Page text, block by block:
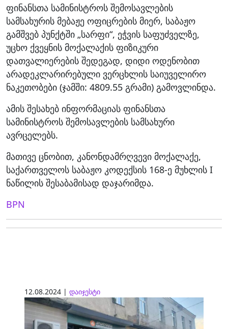
ფინანსთა სამინისტროს შემოსავლების
სამსახურის მებაჟე ოფიცრების მიერ, საბაჟო
გამშვებ პუნქტში „სარფი“, ეჭვის საფუძველზე,
უცხო ქვეყნის მოქალაქის ფიზიკური
დათვალიერების შედეგად, დიდი ოდენობით
არადეკლარირებული ვერცხლის საიუველირო
ნაკეთობები (ჯამში: 4809.55 გრამი) გამოვლინდა.
ამის შესახებ ინფორმაციას ფინანსთა
სამინისტროს შემოსავლების სამსახური
ავრცელებს.
მათივე ცნობით, კანონდამრღვევი მოქალაქე,
საქართველოს საბაჟო კოდექსის 168-ე მუხლის I
ნაწილის შესაბამისად დაჯარიმდა.
BPN
12.08.2024 | დაიჯესტი